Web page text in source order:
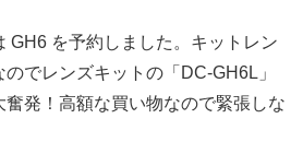
GH6 を予約しました。キットレン
でレンズキットの「DC-GH6L」
発！高額な買い物なので緊張しな